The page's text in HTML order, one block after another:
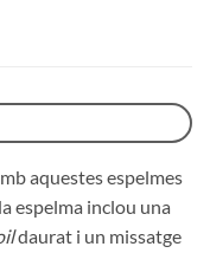
aquestes espelmes
espelma inclou una
daurat i un missatge